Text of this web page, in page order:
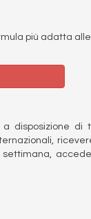
più adatta
disposizione di